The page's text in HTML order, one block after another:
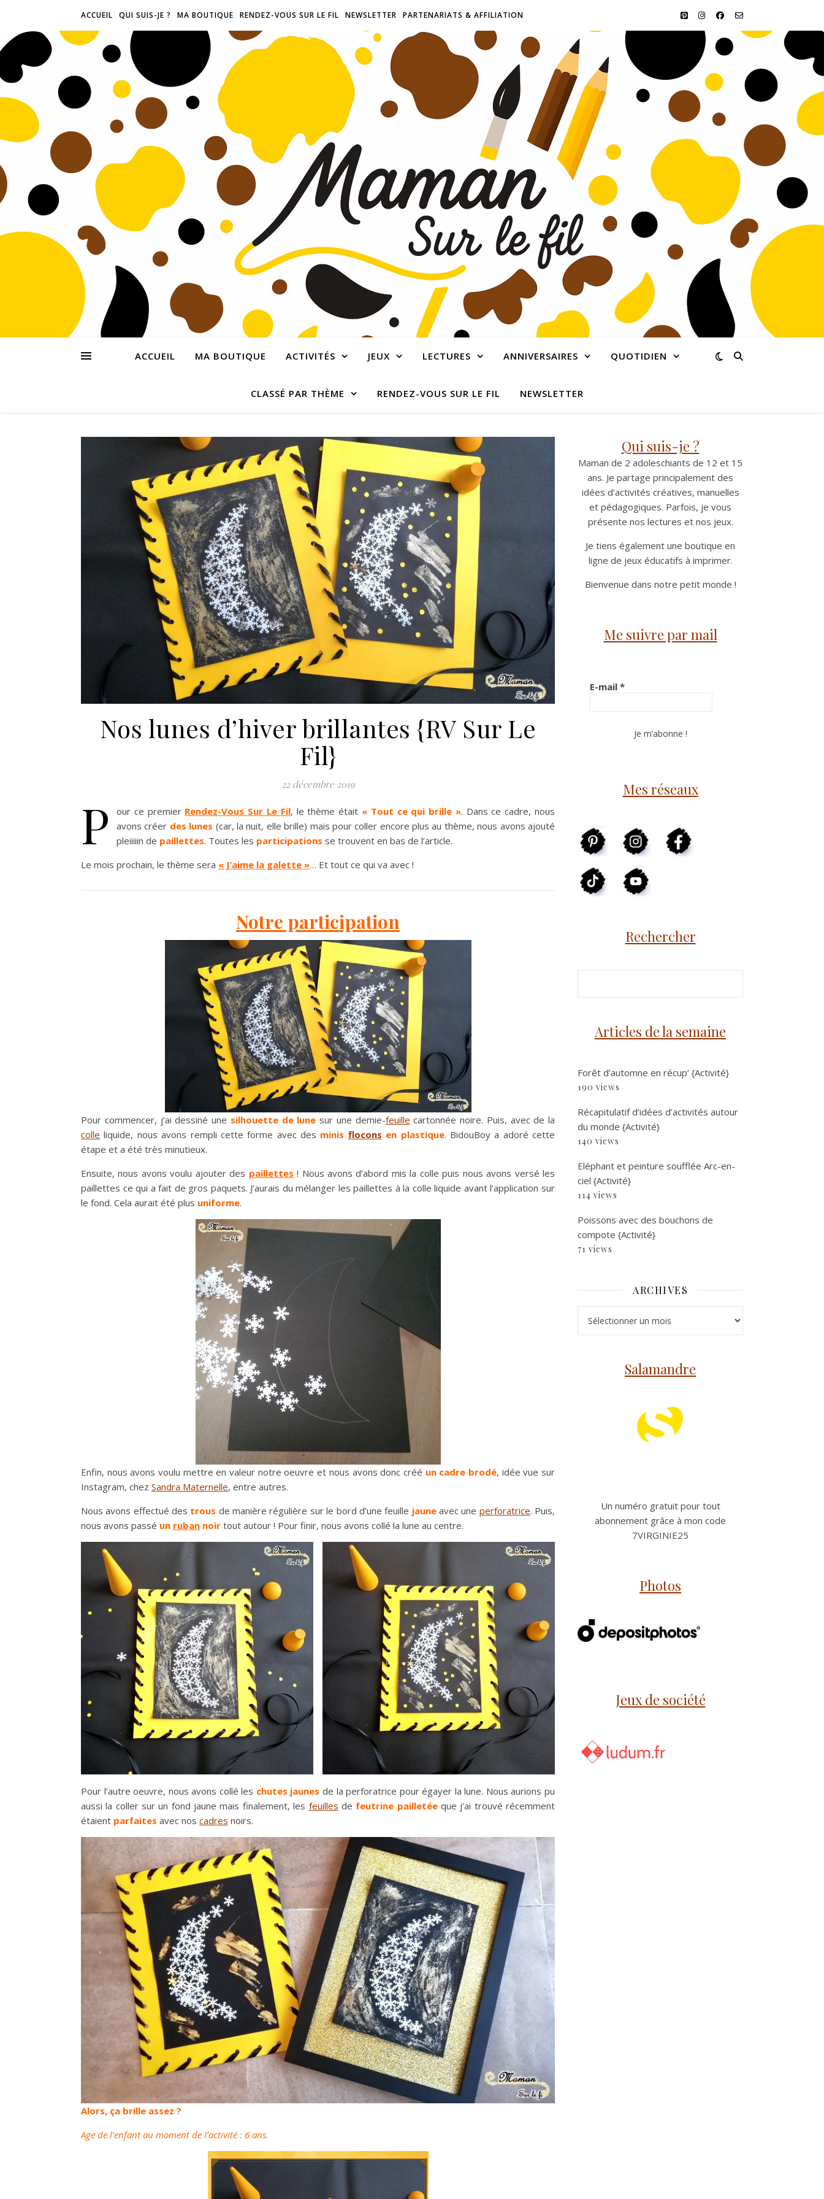
ACCUEIL QUI SUIS-JE ? MA BOUTIQUE RENDEZ-VOUS SUR LE FIL NEWSLETTER PARTENARIATS & AFFILIATION
ACCUEIL MA BOUTIQUE ACTIVITÉS JEUX LECTURES ANNIVERSAIRES QUOTIDIEN
CLASSÉ PAR THÈME RENDEZ-VOUS SUR LE FIL NEWSLETTER
Nos lunes d’hiver brillantes {RV Sur Le
Fil}
22 décembre 2019
P our ce premier Rendez-Vous Sur Le Fil, le thème était « Tout ce qui brille ». Dans ce cadre, nous
avons créer des lunes (car, la nuit, elle brille) mais pour coller encore plus au thème, nous avons ajouté
pleiiiiin de paillettes. Toutes les participations se trouvent en bas de l’article.
Le mois prochain, le thème sera « J’aime la galette »… Et tout ce qui va avec !
Notre participation
Pour commencer, j’ai dessiné une silhouette de lune sur une demie-feuille cartonnée noire. Puis, avec de la
colle liquide, nous avons rempli cette forme avec des minis flocons en plastique. BidouBoy a adoré cette
étape et a été très minutieux.
Ensuite, nous avons voulu ajouter des paillettes ! Nous avons d’abord mis la colle puis nous avons versé les
paillettes ce qui a fait de gros paquets. J’aurais du mélanger les paillettes à la colle liquide avant l’application sur
le fond. Cela aurait été plus uniforme.
Enfin, nous avons voulu mettre en valeur notre oeuvre et nous avons donc créé un cadre brodé, idée vue sur
Instagram, chez Sandra Maternelle, entre autres.
Nous avons effectué des trous de manière régulière sur le bord d’une feuille jaune avec une perforatrice. Puis,
nous avons passé un ruban noir tout autour ! Pour finir, nous avons collé la lune au centre.
Pour l’autre oeuvre, nous avons collé les chutes jaunes de la perforatrice pour égayer la lune. Nous aurions pu
aussi la coller sur un fond jaune mais finalement, les feuilles de feutrine pailletéeque j’ai trouvé récemment
étaient parfaites avec nos cadres noirs.
Alors, ça brille assez ?
Age de l’enfant au moment de l’activité : 6 ans.
Qui suis-je ?
Maman de 2 adoleschiants de 12 et 15
ans. Je partage principalement des
idées d'activités créatives, manuelles
et pédagogiques. Parfois, je vous
présente nos lectures et nos jeux.
Je tiens également une boutique en
ligne de jeux éducatifs à imprimer.
Bienvenue dans notre petit monde !
Me suivre par mail
E-mail *
Mes réseaux
Rechercher
Articles de la semaine
Forêt d’automne en récup’ {Activité}
190 views
Récapitulatif d’idées d’activités autour
du monde {Activité}
140 views
Eléphant et peinture soufflée Arc-en-
ciel {Activité}
114 views
Poissons avec des bouchons de
compote {Activité}
71 views
ARCHIVES
Salamandre
Un numéro gratuit pour tout
abonnement grâce à mon code
7VIRGINIE25
Photos
Jeux de société